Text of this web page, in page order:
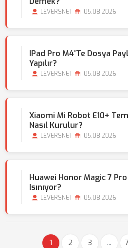
LEVERSNET 05.08.2026
IPad Pro M4'te Dosya
Yapılır?
LEVERSNET 05.08.2026
Xiaomi Mi Robot E10+
Nasıl Kurulur?
LEVERSNET 05.08.2026
Huawei Honor Magic 7
Isınıyor?
LEVERSNET 05.08.2026
1 2 3 ...